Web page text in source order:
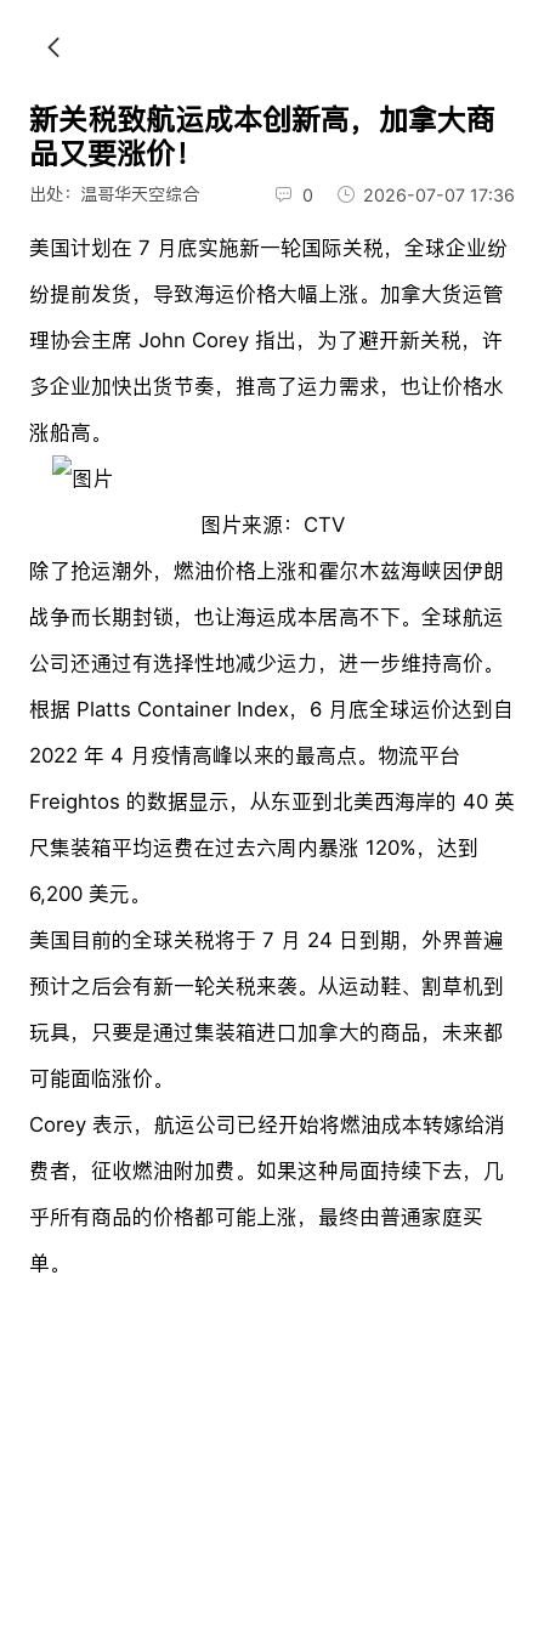
新关税致航运成本创新高，加拿大商
品又要涨价！
出处：温哥华天空综合 0 2026-07-07 17:36
美国计划在 7 月底实施新一轮国际关税，全球企业纷
纷提前发货，导致海运价格大幅上涨。加拿大货运管
理协会主席 John Corey 指出，为了避开新关税，许
多企业加快出货节奏，推高了运力需求，也让价格水
涨船高。
图片来源：CTV
除了抢运潮外，燃油价格上涨和霍尔木兹海峡因伊朗
战争而长期封锁，也让海运成本居高不下。全球航运
公司还通过有选择性地减少运力，进一步维持高价。
根据 Platts Container Index，6 月底全球运价达到自
2022 年 4 月疫情高峰以来的最高点。物流平台
Freightos 的数据显示，从东亚到北美西海岸的 40 英
尺集装箱平均运费在过去六周内暴涨 120%，达到
6,200 美元。
美国目前的全球关税将于 7 月 24 日到期，外界普遍
预计之后会有新一轮关税来袭。从运动鞋、割草机到
玩具，只要是通过集装箱进口加拿大的商品，未来都
可能面临涨价。
Corey 表示，航运公司已经开始将燃油成本转嫁给消
费者，征收燃油附加费。如果这种局面持续下去，几
乎所有商品的价格都可能上涨，最终由普通家庭买
单。